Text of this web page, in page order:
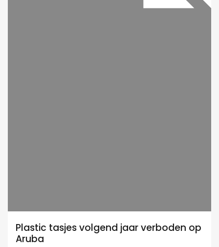
Plastic tasjes volgend jaar verboden op
Aruba